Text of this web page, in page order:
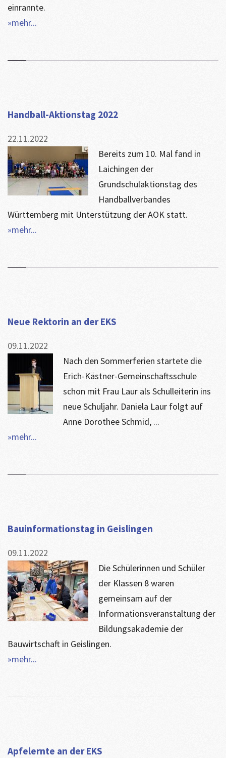
einrannte.
»mehr...
Handball-Aktionstag 2022
22.11.2022
Bereits zum 10. Mal fand in
Laichingen der
Grundschulaktionstag des
Handballverbandes
Württemberg mit Unterstützung der AOK statt.
»mehr...
Neue Rektorin an der EKS
09.11.2022
Nach den Sommerferien startete die
Erich-Kästner-Gemeinschaftsschule
schon mit Frau Laur als Schulleiterin ins
neue Schuljahr. Daniela Laur folgt auf
Anne Dorothee Schmid, ...
»mehr...
Bauinformationstag in Geislingen
09.11.2022
Die Schülerinnen und Schüler
der Klassen 8 waren
gemeinsam auf der
Informationsveranstaltung der
Bildungsakademie der
Bauwirtschaft in Geislingen.
»mehr...
Apfelernte an der EKS